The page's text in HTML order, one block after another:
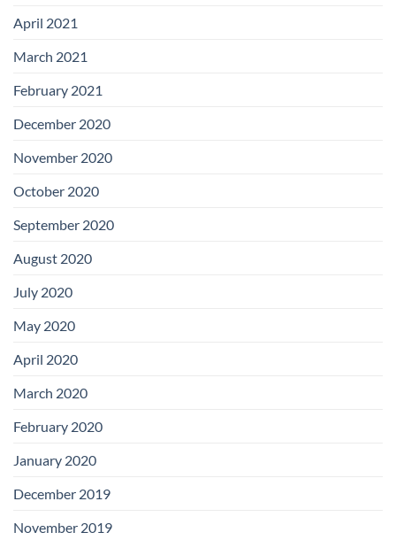
April 2021
March 2021
February 2021
December 2020
November 2020
October 2020
September 2020
August 2020
July 2020
May 2020
April 2020
March 2020
February 2020
January 2020
December 2019
November 2019